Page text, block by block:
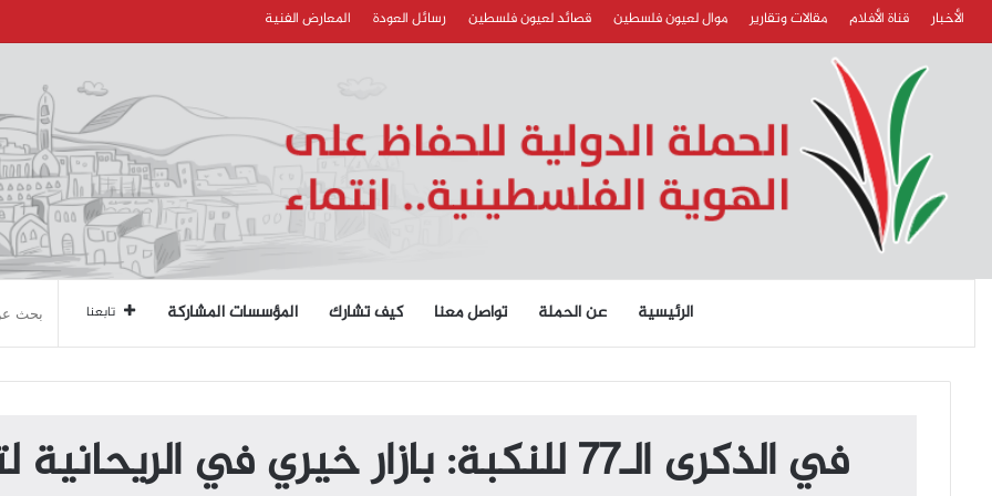
الأخبار قناة الأفلام مقالات وتقارير موال لعيون فلسطين قصائد لعيون فلسطين رسائل العودة المعارض الفنية
الرئيسية عن الحملة تواصل معنا كيف تشارك المؤسسات المشاركة تابعنا
في الذكرى الـ77 للنكبة: بازار خيري في